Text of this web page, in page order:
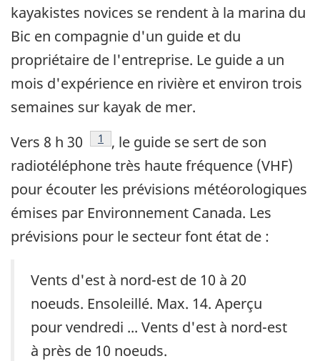
kayakistes novices se rendent à la marina du
Bic en compagnie d'un guide et du
propriétaire de l'entreprise. Le guide a un
mois d'expérience en rivière et environ trois
semaines sur kayak de mer.
Vers 8 h 30
Note de bas de page
1
, le guide se sert de son
radiotéléphone très haute fréquence (VHF)
pour écouter les prévisions météorologiques
émises par Environnement Canada. Les
prévisions pour le secteur font état de :
Vents d'est à nord-est de 10 à 20
noeuds. Ensoleillé. Max. 14. Aperçu
pour vendredi ... Vents d'est à nord-est
à près de 10 noeuds.